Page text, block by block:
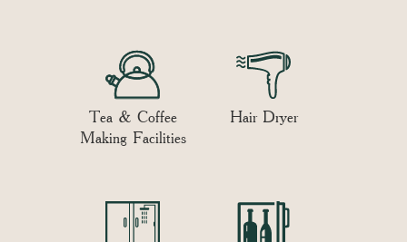
Tea & Coffee
Making Facilities
Hair Dryer